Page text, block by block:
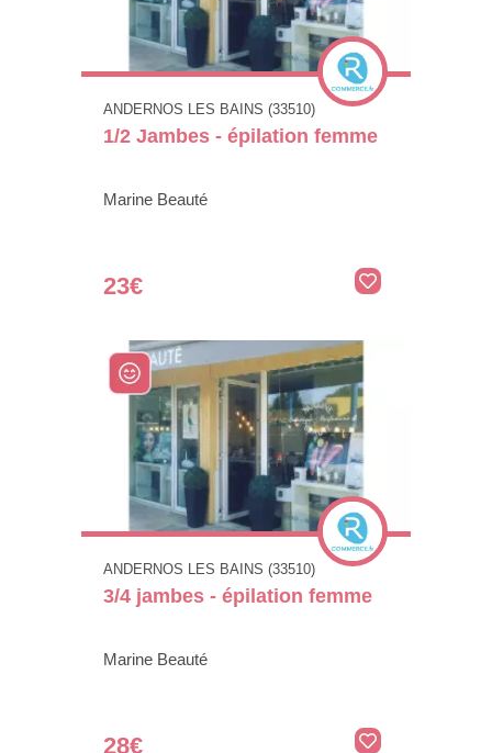
ANDERNOS LES BAINS (33510)
1/2 Jambes - épilation femme
Marine Beauté
23€
ANDERNOS LES BAINS (33510)
3/4 jambes - épilation femme
Marine Beauté
28€